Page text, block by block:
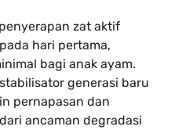
zat aktif
hari pertama,
bagi anak ayam.
stabilisator generasi baru
pernapasan dan
ancaman degradasi